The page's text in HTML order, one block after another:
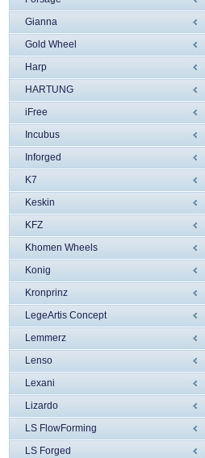
Gianna
Gold Wheel
Harp
HARTUNG
iFree
Incubus
Inforged
K7
Keskin
KFZ
Khomen Wheels
Konig
Kronprinz
LegeArtis Concept
Lemmerz
Lenso
Lexani
Lizardo
LS FlowForming
LS Forged